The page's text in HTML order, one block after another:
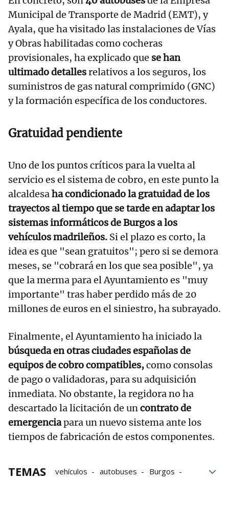
Municipal de Transporte de Madrid (EMT), y
Ayala, que ha visitado las instalaciones de Vías
y Obras habilitadas como cocheras
provisionales, ha explicado que se han
ultimado detallesrelativos a los seguros, los
suministros de gas natural comprimido (GNC)
y la formación específica de los conductores.
Gratuidad pendiente
Uno de los puntos críticos para la vuelta al
servicio es el sistema de cobro, en este punto la
alcaldesaha condicionado la gratuidad de los
trayectos al tiempo que se tarde en adaptar los
sistemas informáticos de Burgos a los
vehículos madrileños. Si el plazo es corto, la
idea es que "sean gratuitos"; pero si se demora
meses, se "cobrará en los que sea posible", ya
que la merma para el Ayuntamiento es "muy
importante" tras haber perdido más de 20
millones de euros en el siniestro, ha subrayado.
Finalmente, el Ayuntamiento ha iniciado la
búsqueda en otras ciudades españolas de
equipos de cobro compatibles,como consolas
de pago o validadoras, para su adquisición
inmediata. No obstante, la regidora no ha
descartado la licitación de uncontrato de
emergenciapara un nuevo sistema ante los
tiempos de fabricación de estos componentes.
TEMAS vehículos autobuses
Burgos